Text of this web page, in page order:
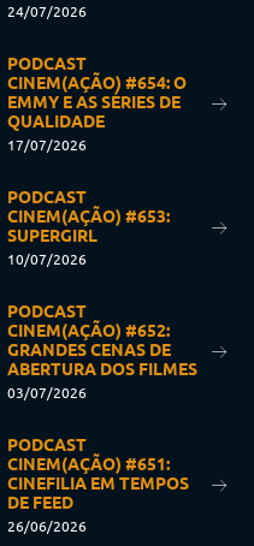
24/07/2026
PODCAST
CINEM(AÇÃO) #654: O
EMMY E AS SÉRIES DE
QUALIDADE
17/07/2026
PODCAST
CINEM(AÇÃO) #653:
SUPERGIRL
10/07/2026
PODCAST
CINEM(AÇÃO) #652:
GRANDES CENAS DE
ABERTURA DOS FILMES
03/07/2026
PODCAST
CINEM(AÇÃO) #651:
CINEFILIA EM TEMPOS
DE FEED
26/06/2026